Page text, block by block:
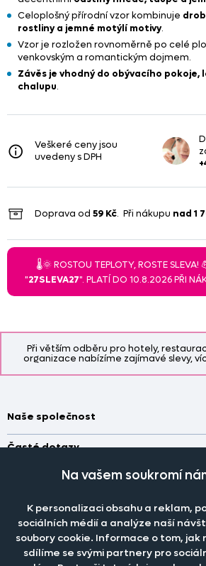
Při větším odběru pro hotely,
organizace nabízíme zajímavé slevy,
Celoplošný přírodní vzor kombinuje
rostliny a jemné motýlí motivy.
Vzor je rozložen rovnoměrně po celé
venkovským a romantickým dojmem.
Závěs je vhodný do obývacího pokoje,
chalupu.
Veškeré ceny jsou
uvedeny s DPH
Doprava od 59 Kč. Při nákupu nad 1
🌡️🌞 ROSTOU TEPLOTY, ROSTE SLEVA!
"27SLEVA27". PLATÍ DO 10.8.2026 PŘI
Staňte se členem klubu Dante.cz
Naše společnost
Doprava a platba
Obchodní podmínky
Nastavení cookies
Katalog zdarma
Časté dotazy
Jak změřit okno pro nákup záclon?
Jak prát záclony a závěsy?
Jak prát povlečení a prostěradla?
PRODEJNÍ ODDĚLENÍ - TELEFONICKY
po-pá 7:30 - 16:00
Tel.:777 111 818
e-mail:dotazy@dante.cz
Na vašem soukromí
K personalizaci obsahu a reklam,
sociálních médií a analýze naší
soubory cookie. Informace o tom, jak
sdílíme se svými partnery pro